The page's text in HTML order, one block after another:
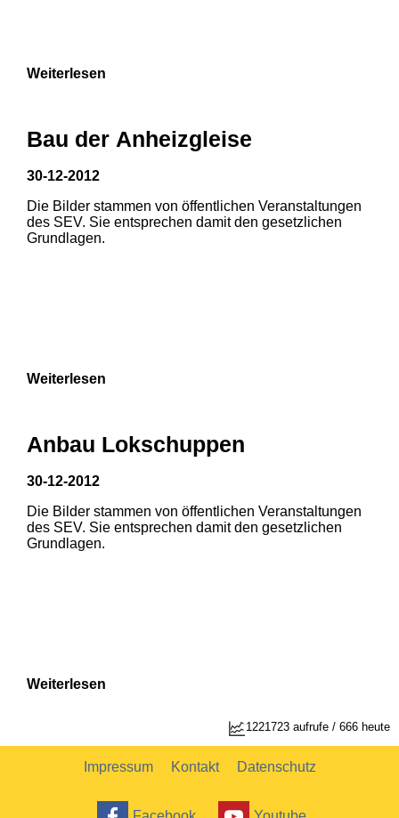
1 2 3
Weiterlesen
Bau der Anheizgleise
30-12-2012
Die Bilder stammen von öffentlichen Veranstaltungen
des SEV. Sie entsprechen damit den gesetzlichen
Grundlagen.
Weiterlesen
Anbau Lokschuppen
30-12-2012
Die Bilder stammen von öffentlichen Veranstaltungen
des SEV. Sie entsprechen damit den gesetzlichen
Grundlagen.
Weiterlesen
1221723 aufrufe / 666 heute
Impressum Kontakt Datenschutz